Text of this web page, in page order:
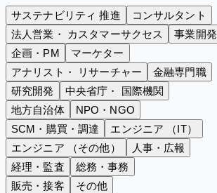
サステナビリティ 推進
コンサルタント
法人営業・ カスタマーサクセス
事業開発
企画・PM
マーケター
アナリスト・ リサーチャー
金融専門職
研究開発
中央省庁・ 国際機関
地方自治体
NPO・NGO
SCM・購買・調達
エンジニア （IT）
エンジニア （その他）
人事・広報
経理・監査
総務・事務
販売・接客
その他